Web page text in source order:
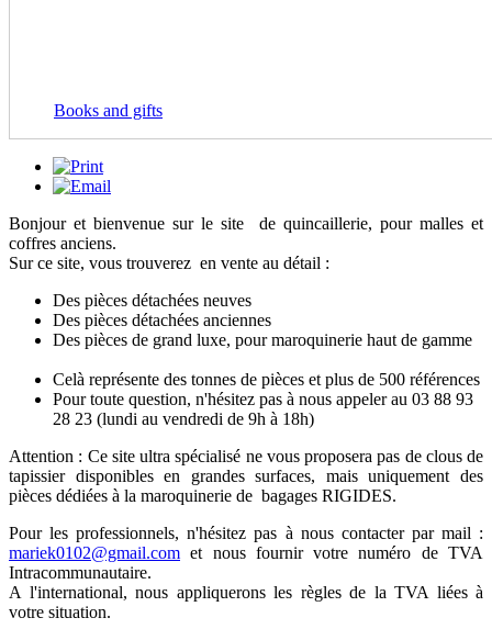
Books and gifts
Bonjour et bienvenue sur le site de quincaillerie, pour malles et
coffres anciens.
Sur ce site, vous trouverez en vente au détail :
Des pièces détachées neuves
Des pièces détachées anciennes
Des pièces de grand luxe, pour maroquinerie haut de gamme
Celà représente des tonnes de pièces et plus de 500 références
Pour toute question, n'hésitez pas à nous appeler au 03 88 93
28 23 (lundi au vendredi de 9h à 18h)
Attention : Ce site ultra spécialisé ne vous proposera pas de clous de
tapissier disponibles en grandes surfaces, mais uniquement des
pièces dédiées à la maroquinerie de bagages RIGIDES.
Pour les professionnels, n'hésitez pas à nous contacter par mail :
mariek0102@gmail.com et nous fournir votre numéro de TVA
Intracommunautaire.
A l'international, nous appliquerons les règles de la TVA liées à
votre situation.